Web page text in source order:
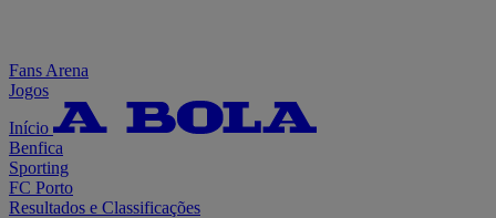
Fans Arena
Jogos
Início
Benfica
Sporting
FC Porto
Resultados e Classificações